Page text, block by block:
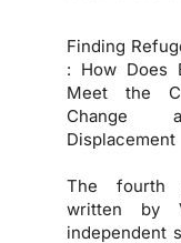
Finding
: How Does
Meet the
Change
Displacement
The fourth
written by
independent